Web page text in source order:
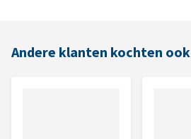
Andere klanten kochten ook